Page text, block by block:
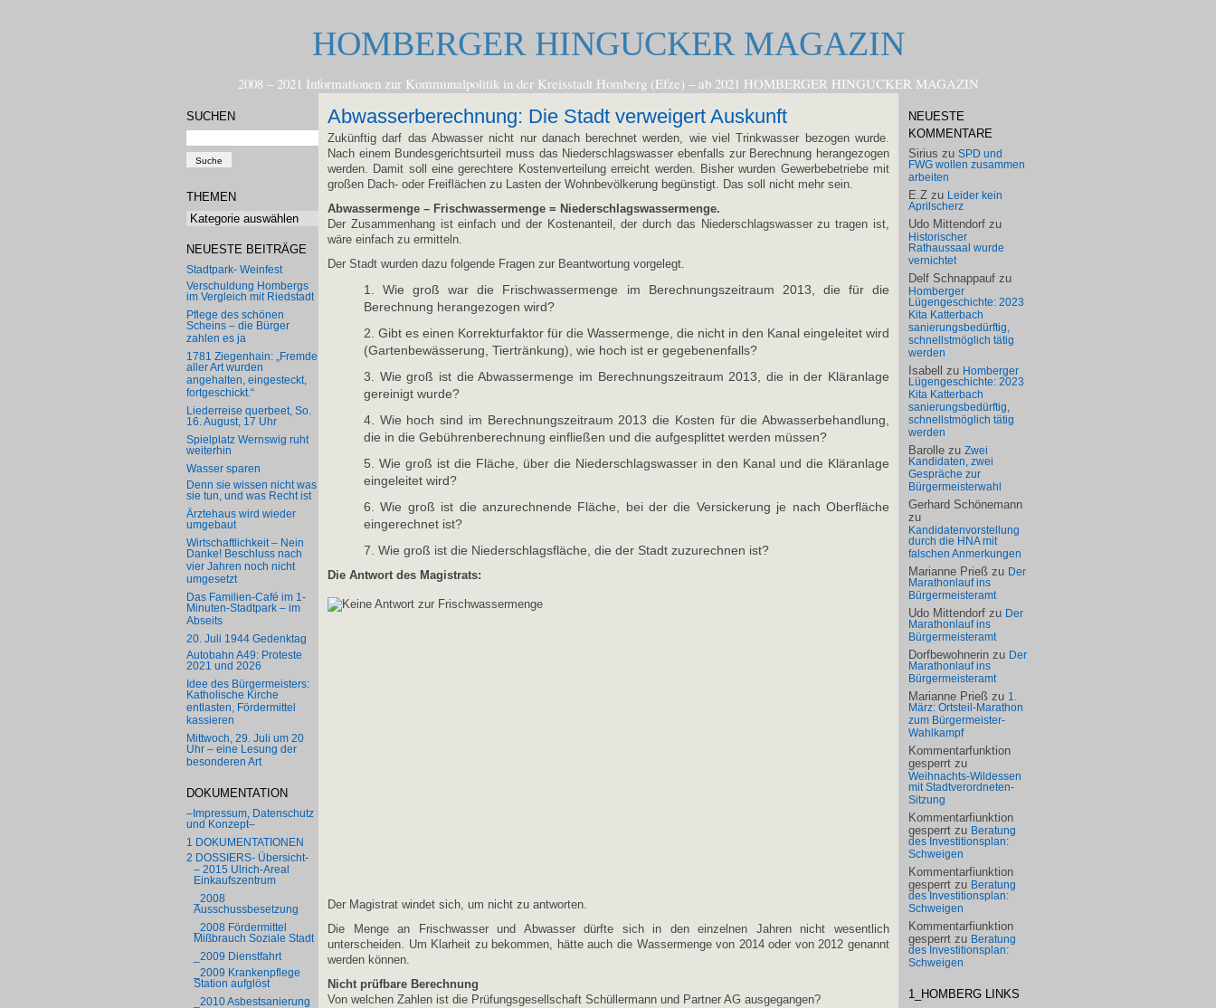
HOMBERGER HINGUCKER MAGAZIN
2008 – 2021 Informationen zur Kommunalpolitik in der Kreisstadt Homberg (Efze) – ab 2021 HOMBERGER HINGUCKER MAGAZIN
SUCHEN
THEMEN
Themen
NEUESTE BEITRÄGE
Stadtpark- Weinfest
Verschuldung Hombergs
im Vergleich mit Riedstadt
Pflege des schönen
Scheins – die Bürger
zahlen es ja
1781 Ziegenhain: „Fremde
aller Art wurden
angehalten, eingesteckt,
fortgeschickt.“
Liederreise querbeet, So.
16. August, 17 Uhr
Spielplatz Wernswig ruht
weiterhin
Wasser sparen
Denn sie wissen nicht was
sie tun, und was Recht ist
Ärztehaus wird wieder
umgebaut
Wirtschaftlichkeit – Nein
Danke! Beschluss nach
vier Jahren noch nicht
umgesetzt
Das Familien-Café im 1-
Minuten-Stadtpark – im
Abseits
20. Juli 1944 Gedenktag
Autobahn A49: Proteste
2021 und 2026
Idee des Bürgermeisters:
Katholische Kirche
entlasten, Fördermittel
kassieren
Mittwoch, 29. Juli um 20
Uhr – eine Lesung der
besonderen Art
DOKUMENTATION
–Impressum, Datenschutz
und Konzept–
1 DOKUMENTATIONEN
2 DOSSIERS- Übersicht-
– 2015 Ulrich-Areal
Einkaufszentrum
_2008
Ausschussbesetzung
_2008 Fördermittel
Mißbrauch Soziale Stadt
_2009 Dienstfahrt
_2009 Krankenpflege
Station aufglöst
_2010 Asbestsanierung
Abwasserberechnung: Die Stadt verweigert Auskunft
Zukünftig darf das Abwasser nicht nur danach berechnet werden, wie viel Trinkwasser bezogen wurde.
Nach einem Bundesgerichtsurteil muss das Niederschlagswasser ebenfalls zur Berechnung herangezogen
werden. Damit soll eine gerechtere Kostenverteilung erreicht werden. Bisher wurden Gewerbebetriebe mit
großen Dach- oder Freiflächen zu Lasten der Wohnbevölkerung begünstigt. Das soll nicht mehr sein.
Abwassermenge – Frischwassermenge = Niederschlagswassermenge.
Der Zusammenhang ist einfach und der Kostenanteil, der durch das Niederschlagswasser zu tragen ist,
wäre einfach zu ermitteln.
Der Stadt wurden dazu folgende Fragen zur Beantwortung vorgelegt.
1. Wie groß war die Frischwassermenge im Berechnungszeitraum 2013, die für die
Berechnung herangezogen wird?
2. Gibt es einen Korrekturfaktor für die Wassermenge, die nicht in den Kanal eingeleitet wird
(Gartenbewässerung, Tiertränkung), wie hoch ist er gegebenenfalls?
3. Wie groß ist die Abwassermenge im Berechnungszeitraum 2013, die in der Kläranlage
gereinigt wurde?
4. Wie hoch sind im Berechnungszeitraum 2013 die Kosten für die Abwasserbehandlung,
die in die Gebührenberechnung einfließen und die aufgesplittet werden müssen?
5. Wie groß ist die Fläche, über die Niederschlagswasser in den Kanal und die Kläranlage
eingeleitet wird?
6. Wie groß ist die anzurechnende Fläche, bei der die Versickerung je nach Oberfläche
eingerechnet ist?
7. Wie groß ist die Niederschlagsfläche, die der Stadt zuzurechnen ist?
Die Antwort des Magistrats:
Der Magistrat windet sich, um nicht zu antworten.
Die Menge an Frischwasser und Abwasser dürfte sich in den einzelnen Jahren nicht wesentlich
unterscheiden. Um Klarheit zu bekommen, hätte auch die Wassermenge von 2014 oder von 2012 genannt
werden können.
Nicht prüfbare Berechnung
Von welchen Zahlen ist die Prüfungsgesellschaft Schüllermann und Partner AG ausgegangen?
NEUESTE
KOMMENTARE
Sirius zu SPD und
FWG wollen zusammen
arbeiten
E.Z zu Leider kein
Aprilscherz
Udo Mittendorf zu
Historischer
Rathaussaal wurde
vernichtet
Delf Schnappauf zu
Homberger
Lügengeschichte: 2023
Kita Katterbach
sanierungsbedürftig,
schnellstmöglich tätig
werden
Isabell
zu Homberger
Lügengeschichte: 2023
Kita Katterbach
sanierungsbedürftig,
schnellstmöglich tätig
werden
Barolle zu Zwei
Kandidaten, zwei
Gespräche zur
Bürgermeisterwahl
Gerhard Schönemann
zu
Kandidatenvorstellung
durch die HNA mit
falschen Anmerkungen
Marianne Prieß zu Der
Marathonlauf ins
Bürgermeisteramt
Udo Mittendorf zu Der
Marathonlauf ins
Bürgermeisteramt
Dorfbewohnerin zu Der
Marathonlauf ins
Bürgermeisteramt
Marianne Prieß zu 1.
März: Ortsteil-Marathon
zum Bürgermeister-
Wahlkampf
Kommentarfunktion
gesperrt zu
Weihnachts-Wildessen
mit Stadtverordneten-
Sitzung
Kommentarfiunktion
gesperrt zu Beratung
des Investitionsplan:
Schweigen
Kommentarfiunktion
gesperrt zu Beratung
des Investitionsplan:
Schweigen
Kommentarfiunktion
gesperrt zu Beratung
des Investitionsplan:
Schweigen
1_HOMBERG LINKS